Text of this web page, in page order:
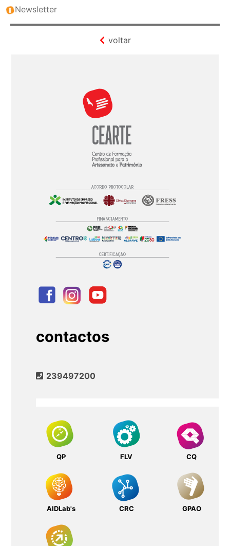
Newsletter
voltar
contactos
239497200
QP FLV CQ
AIDLab's CRC GPAO